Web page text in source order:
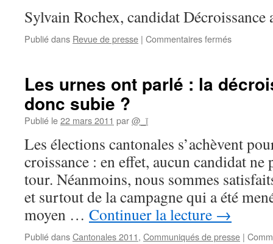
Sylvain Rochex, candidat
Publié dans Revue de presse | Commentaires ferméssur
Radio-
Alto
Les urnes ont parlé : la
donc subie ?
Publié le22 mars 2011 par@_ï
Les élections cantonales s’achèvent
croissance : en effet, aucun candidat ne
tour. Néanmoins, nous sommes
et surtout de la campagne qui a été
moyen … Continuer la lecture →
Publié dansCantonales 2011, Communiqués de presse |